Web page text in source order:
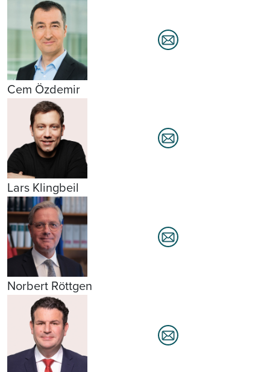
Cem Özdemir
Lars Klingbeil
Norbert Röttgen